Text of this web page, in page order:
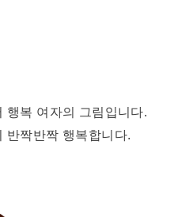
행복 여자의 그림입니다.
반짝반짝 행복합니다.